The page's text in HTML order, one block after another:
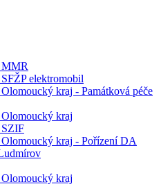
MMR
elektromobil
kraj - Památková péče
kraj
SZIF
Olomoucký kraj - Pořízení DA
kraj